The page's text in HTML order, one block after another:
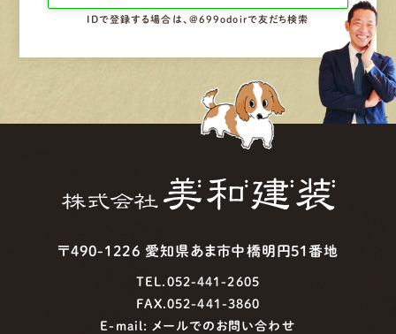
IDで登録する場合は、@699odoirで友だち検索
〒490-1226 愛知県あま市中橋明円51番地
TEL.052-441-2605
FAX.052-441-3860
E-mail: メールでのお問い合わせ